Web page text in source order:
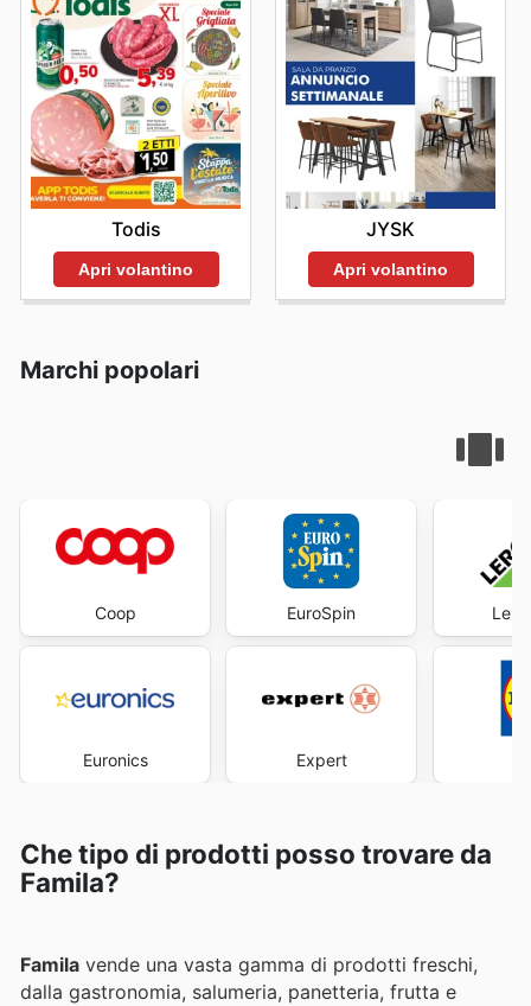
Todis
Apri volantino
JYSK
Apri volantino
Marchi popolari
Coop
Euronics
EuroSpin
Expert
Che tipo di prodotti posso trovare da
Famila?
Famila vende una vasta gamma di prodotti freschi,
dalla gastronomia, salumeria, panetteria, frutta e